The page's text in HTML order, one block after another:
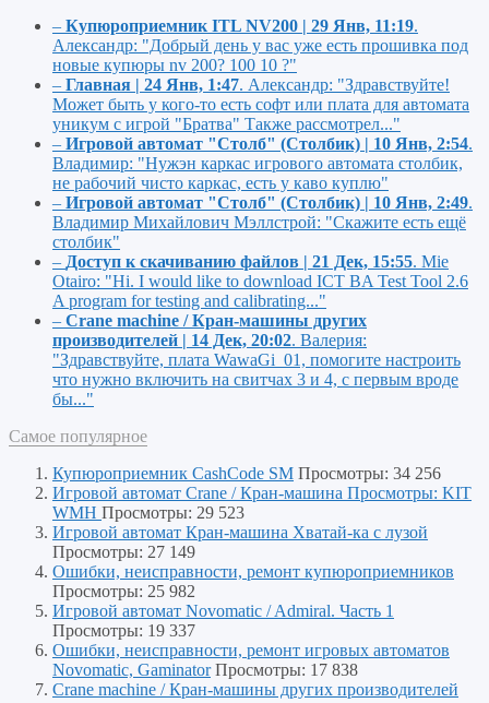
– Купюроприемник ITL NV200 | 29 Янв, 11:19.
Александр: "Добрый день у вас уже есть прошивка под
новые купюры nv 200? 100 10 ?"
– Главная | 24 Янв, 1:47. Александр: "Здравствуйте!
Может быть у кого-то есть софт или плата для автомата
уникум с игрой "Братва" Также рассмотрел..."
– Игровой автомат "Столб" (Столбик) | 10 Янв, 2:54.
Владимир: "Нужэн каркас игрового автомата столбик,
не рабочий чисто каркас, есть у каво куплю"
– Игровой автомат "Столб" (Столбик) | 10 Янв, 2:49.
Владимир Михайлович Мэллстрой: "Скажите есть ещё
столбик"
– Доступ к скачиванию файлов | 21 Дек, 15:55. Mie
Otairo: "Hi. I would like to download ICT BA Test Tool 2.6
A program for testing and calibrating..."
– Crane machine / Кран-машины других
производителей | 14 Дек, 20:02. Валерия:
"Здравствуйте, плата WawaGi_01, помогите настроить
что нужно включить на свитчах 3 и 4, с первым вроде
бы..."
Самое популярное
Купюроприемник CashCode SM Просмотры: 34 256
Игровой автомат Crane / Кран-машина Просмотры: KIT
WMH Просмотры: 29 523
Игровой автомат Кран-машина Хватай-ка с лузой
Просмотры: 27 149
Ошибки, неисправности, ремонт купюроприемников
Просмотры: 25 982
Игровой автомат Novomatic / Admiral. Часть 1
Просмотры: 19 337
Ошибки, неисправности, ремонт игровых автоматов
Novomatic, Gaminator Просмотры: 17 838
Crane machine / Кран-машины других производителей